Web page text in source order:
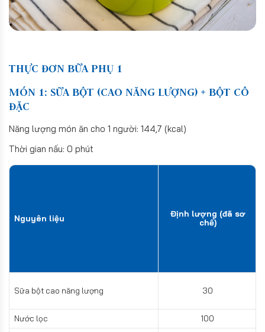
THỰC ĐƠN BỮA PHỤ 1
MÓN 1: SỮA BỘT (CAO NĂNG LƯỢNG) + BỘT CÔ
ĐẶC
Năng lượng món ăn cho 1 người: 144,7 (kcal)
Thời gian nấu: 0 phút
Nguyên liệu
Định lượng (đã sơ
chế)
Sữa bột cao năng lượng 30
Nước lọc
100